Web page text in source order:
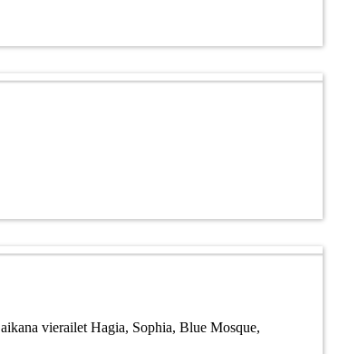
vierailet Hagia, Sophia, Blue Mosque,